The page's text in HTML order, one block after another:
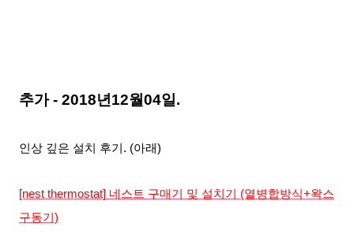
추가 - 2018년12월04일.
인상 깊은 설치 후기. (아래)
[nest thermostat] 네스트 구매기 및 설치기 (열병합방식+왁스
구동기)